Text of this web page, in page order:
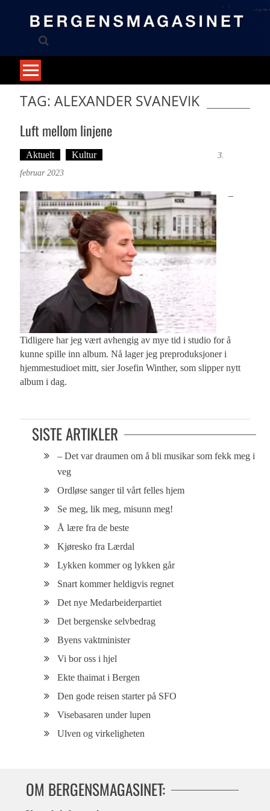
TAG: ALEXANDER SVANEVIK
Luft mellom linjene
Aktuelt Kultur
3.
februar 2023
–
Tidligere har jeg vært avhengig av mye tid i studio for å
kunne spille inn album. Nå lager jeg preproduksjoner i
hjemmestudioet mitt, sier Josefin Winther, som slipper nytt
album i dag.
SISTE ARTIKLER
– Det var draumen om å bli musikar som fekk meg i
veg
Ordløse sanger til vårt felles hjem
Se meg, lik meg, misunn meg!
Å lære fra de beste
Kjøresko fra Lærdal
Lykken kommer og lykken går
Snart kommer heldigvis regnet
Det nye Medarbeiderpartiet
Det bergenske selvbedrag
Byens vaktminister
Vi bor oss i hjel
Ekte thaimat i Bergen
Den gode reisen starter på SFO
Visebasaren under lupen
Ulven og virkeligheten
OM BERGENSMAGASINET: